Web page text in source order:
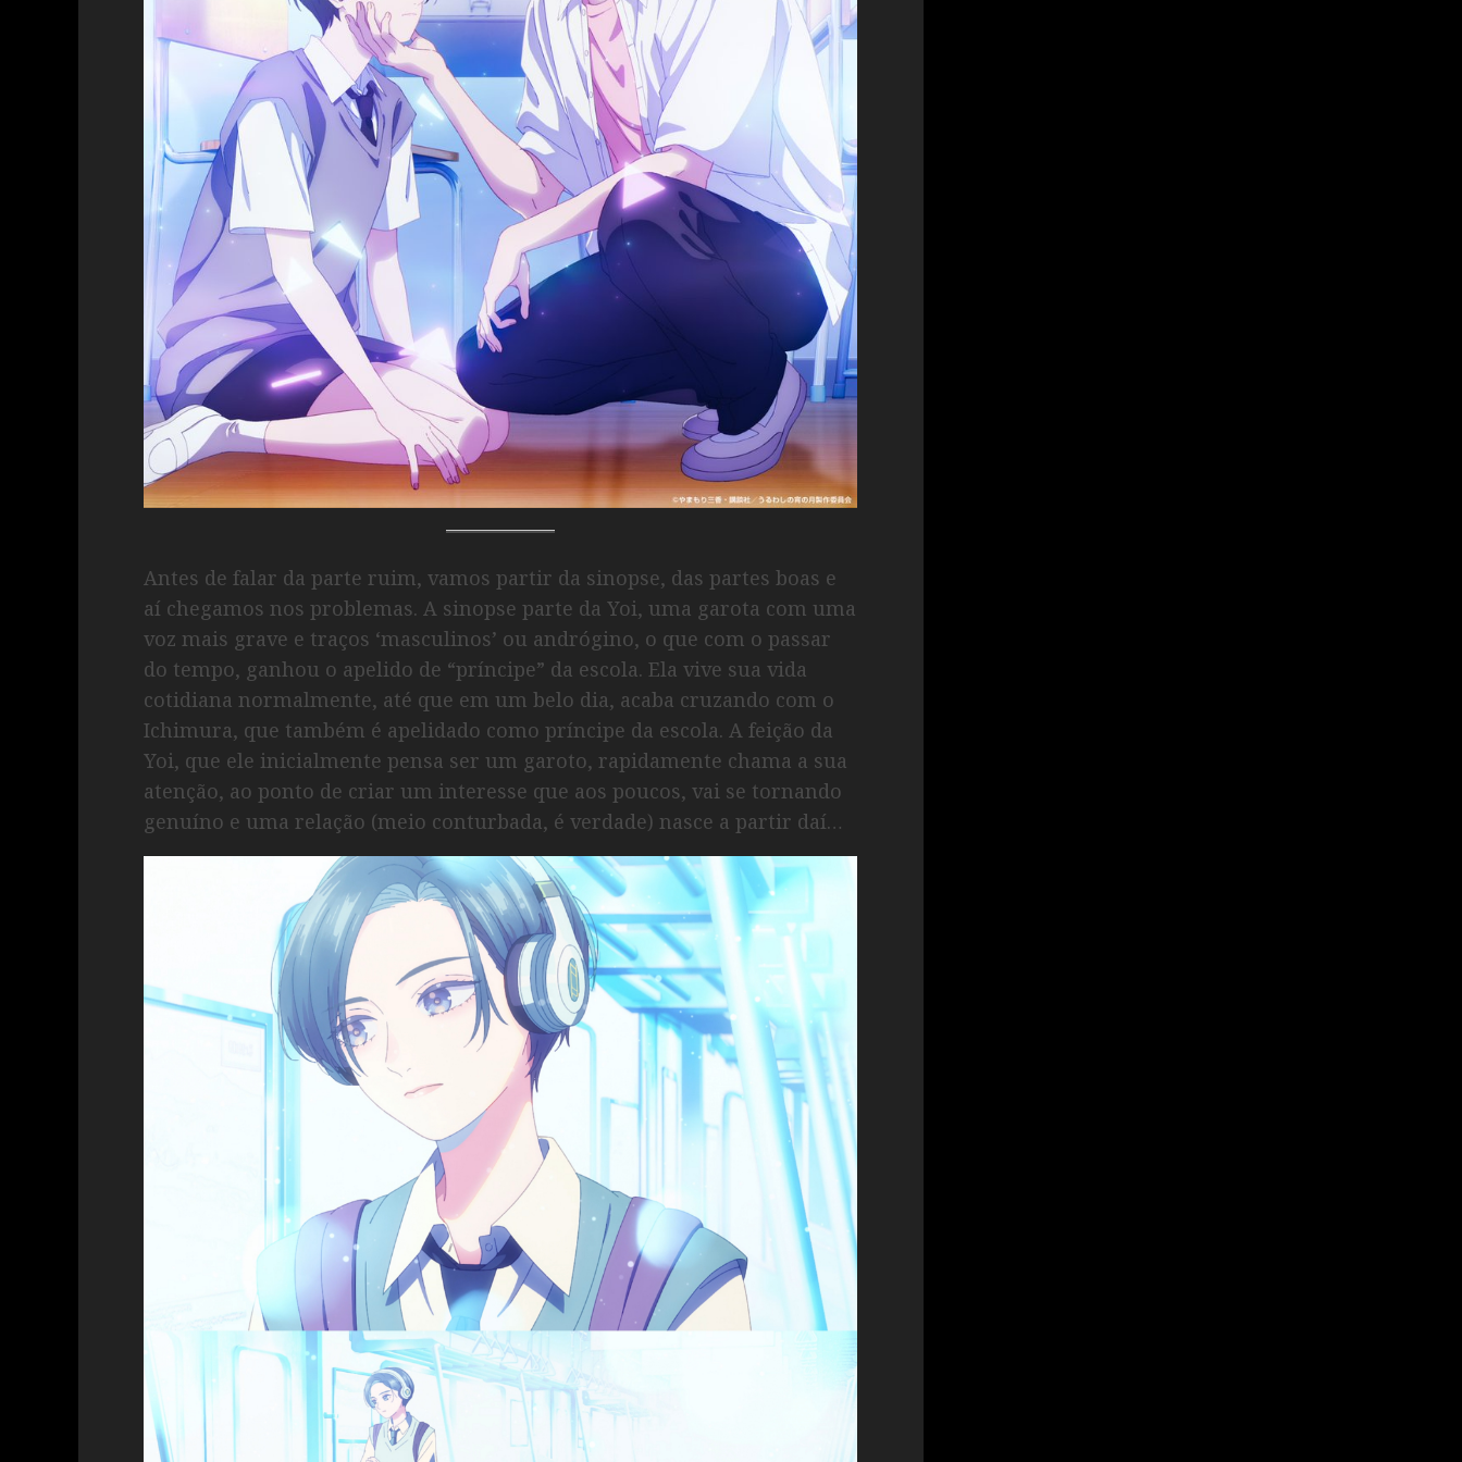
Antes de falar da parte ruim, vamos partir da sinopse, das partes boas e
aí chegamos nos problemas. A sinopse parte da Yoi, uma garota com uma
voz mais grave e traços ‘masculinos’ ou andrógino, o que com o passar
do tempo, ganhou o apelido de “príncipe” da escola. Ela vive sua vida
cotidiana normalmente, até que em um belo dia, acaba cruzando com o
Ichimura, que também é apelidado como príncipe da escola. A feição da
Yoi, que ele inicialmente pensa ser um garoto, rapidamente chama a sua
atenção, ao ponto de criar um interesse que aos poucos, vai se tornando
genuíno e uma relação (meio conturbada, é verdade) nasce a partir daí…